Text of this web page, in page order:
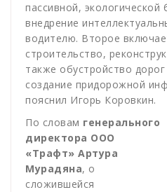
пассивной, экологической
внедрение
водителю. Второе
строительство,
также обустройство
создание придорожной
пояснил Игорь Коровкин.
По словам генерального
директора ООО
«Трафт» Артура
Мурадяна, о
сложившейся